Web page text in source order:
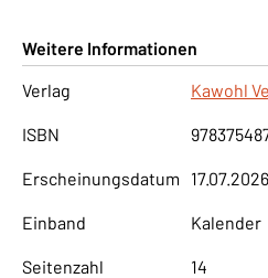
Weitere Informationen
Verlag
Kawohl
ISBN
Erscheinungsdatum 17.07.2026
Einband Kalender
Seitenzahl 14